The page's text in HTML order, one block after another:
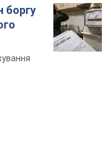
боргу